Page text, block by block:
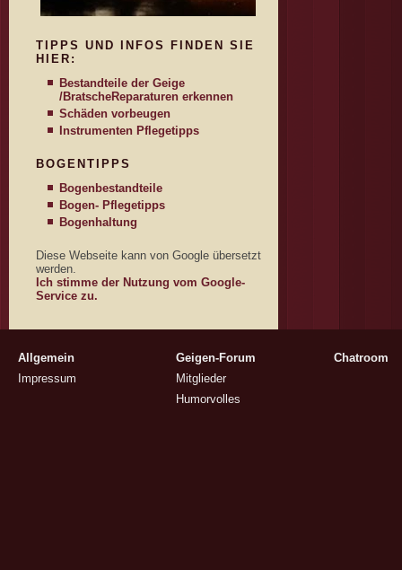
TIPPS UND INFOS FINDEN SIE
HIER:
Bestandteile der Geige
/BratscheReparaturen erkennen
Schäden vorbeugen
Instrumenten Pflegetipps
BOGENTIPPS
Bogenbestandteile
Bogen- Pflegetipps
Bogenhaltung
Diese Webseite kann von Google übersetzt
werden.
Ich stimme der Nutzung vom Google-
Service zu.
Allgemein
Impressum
Geigen-Forum
Mitglieder
Humorvolles
Chatroom